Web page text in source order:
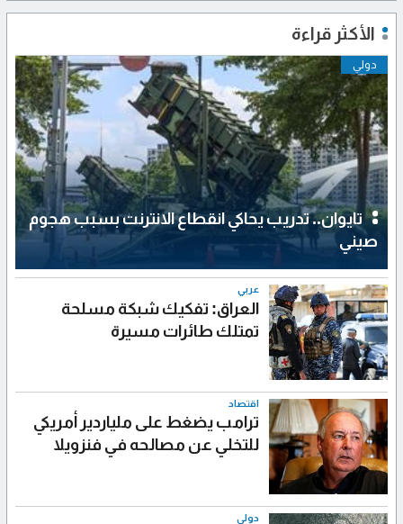
الأكثر قراءة
دولي
تايوان.. تدريب يحاكي انقطاع الانترنت بسبب هجوم
صيني
عربي
العراق: تفكيك شبكة مسلحة
تمتلك طائرات مسيرة
اقتصاد
ترامب يضغط على ملياردير أمريكي
للتخلي عن مصالحه في فنزويلا
دولي